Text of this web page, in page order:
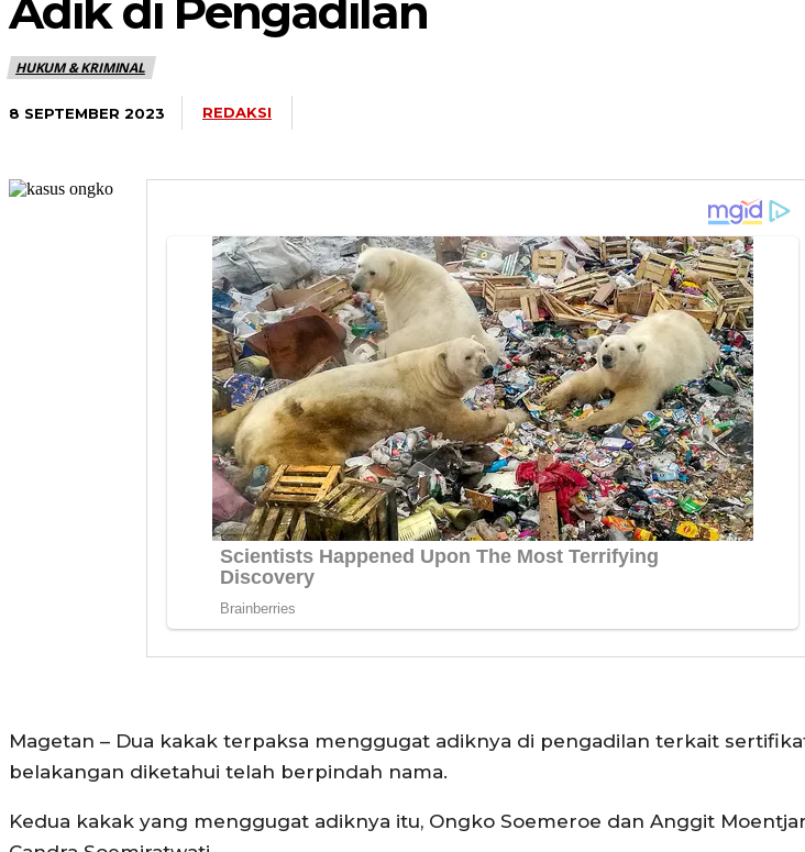
Adik di Pengadilan
HUKUM & KRIMINAL
8 SEPTEMBER 2023 REDAKSI
Magetan – Dua kakak terpaksa menggugat adiknya di pengadilan terkait
belakangan diketahui telah berpindah nama.
Kedua kakak yang menggugat adiknya itu, Ongko Soemeroe dan Anggit